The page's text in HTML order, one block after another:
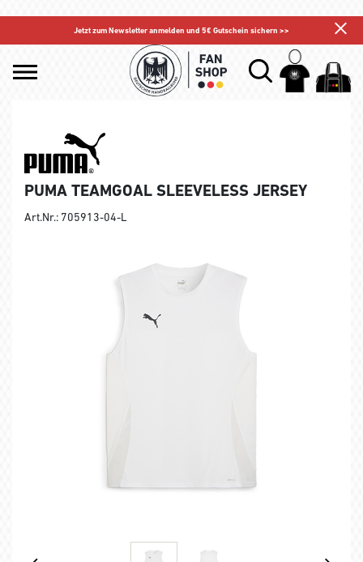
Jetzt zum Newsletter anmelden und 5€ Gutschein sichern >>
PUMA TEAMGOAL SLEEVELESS JERSEY
Art.Nr.: 705913-04-L